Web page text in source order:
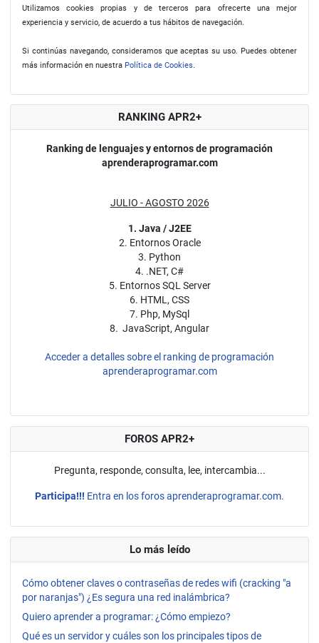
Utilizamos cookies propias y de terceros para ofrecerte una mejor
experiencia y servicio, de acuerdo a tus hábitos de navegación.
Si continúas navegando, consideramos que aceptas su uso. Puedes obtener
más información en nuestra Política de Cookies.
RANKING APR2+
Ranking de lenguajes y entornos de programación
aprenderaprogramar.com
JULIO - AGOSTO 2026
1. Java / J2EE
2. Entornos Oracle
3. Python
4. .NET, C#
5. Entornos SQL Server
6. HTML, CSS
7. Php, MySql
8. JavaScript, Angular
Acceder a detalles sobre el ranking de programación
aprenderaprogramar.com
FOROS APR2+
Pregunta, responde, consulta, lee, intercambia...
Participa!!! Entra en los foros aprenderaprogramar.com.
Lo más leído
Cómo obtener claves o contraseñas de redes wifi (cracking "a
por naranjas") ¿Es segura una red inalámbrica?
Quiero aprender a programar: ¿Cómo empiezo?
Qué es un servidor y cuáles son los principales tipos de